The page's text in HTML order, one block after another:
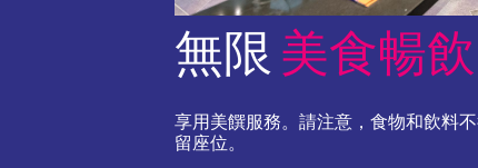
無限 美食暢飲
享用美饌服務。請注意，食物和飲料
留座位。